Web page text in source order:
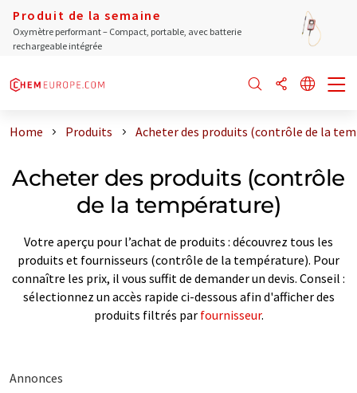
Produit de la semaine
Oxymètre performant – Compact, portable, avec batterie
rechargeable intégrée
Home Produits Acheter des produits (contrôle de la
Acheter des produits (contrôle
de la température)
Votre aperçu pour l’achat de produits : découvrez tous les
produits et fournisseurs (contrôle de la température). Pour
connaître les prix, il vous suffit de demander un devis. Conseil :
sélectionnez un accès rapide ci-dessous afin d'afficher des
produits filtrés par fournisseur.
Annonces